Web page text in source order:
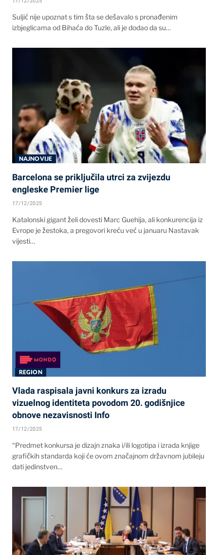
Suljić nije upoznat s tim šta se dešavalo s pronađenim
izbjeglicama od Bihaća do Tuzle, ali je dodao da su…
NAJNOVIJE
Barcelona se priključila utrci za zvijezdu
engleske Premier lige
17/12/2025
Katalonski gigant želi dovesti Marc Guehija, ali konkurencija iz
Evrope je žestoka, a pregovori kreću već u januaru Nastavak
vijesti…
REGION
Vlada raspisala javni konkurs za izradu
vizuelnog identiteta povodom 20. godišnjice
obnove nezavisnosti Info
17/12/2025
“Predmet konkursa je dizajn znaka i/ili logotipa i izrada knjige
grafičkih standarda koji će ovom značajnom državnom jubileju
dati jedinstven…